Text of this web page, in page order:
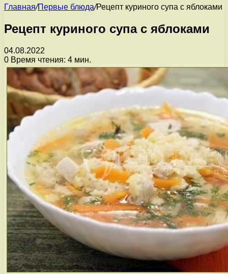
Главная/Первые блюда/Рецепт куриного супа с яблоками
Рецепт куриного супа с яблоками
04.08.2022
0 Время чтения: 4 мин.